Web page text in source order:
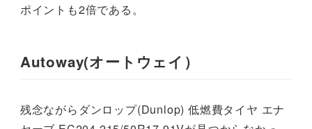
ポイントも2倍である。
Autoway(オートウェイ）
残念ながらダンロップ(Dunlop) 低燃費タイヤ エナ